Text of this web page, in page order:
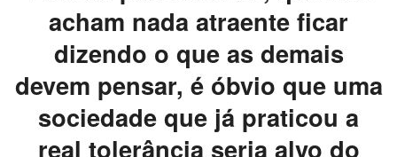
acham nada atraente ficar
dizendo o que as demais
devem pensar, é óbvio que uma
sociedade que já praticou a
real tolerância seria alvo do